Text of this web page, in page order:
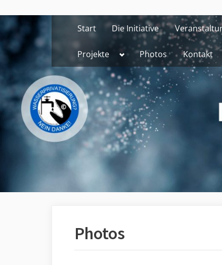
to
content
Start Die Initiative
Projekte Toggle
menu
Photos Kontakt
Photos